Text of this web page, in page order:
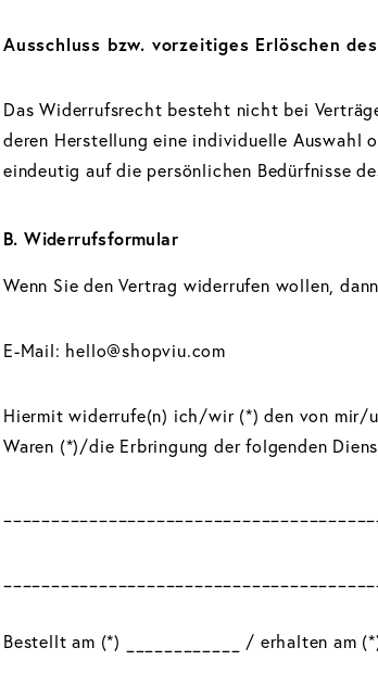
Ausschluss bzw. vorzeitiges Erlöschen
Das Widerrufsrecht besteht nicht bei
deren Herstellung eine individuelle Auswahl
eindeutig auf die persönlichen Bedürfnisse
B. Widerrufsformular
Wenn Sie den Vertrag widerrufen wollen,
E-Mail: hello@shopviu.com
Hiermit widerrufe(n) ich/wir (*) den von mir/
Waren (*)/die Erbringung der folgenden
Bestellt am (*) ____________ / erhalten am (*)